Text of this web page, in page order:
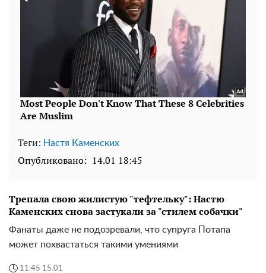
Теги: Настя Каменских
Опубликовано: 14.01 18:45
Трепала свою жилистую "тефтельку": Настю
Каменских снова застукали за "стилем собачки"
Фанаты даже не подозревали, что супруга Потапа
может похвастаться такими умениями
11:45 15.01